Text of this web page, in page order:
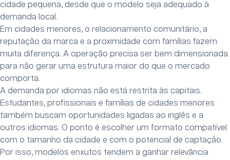
cidade pequena, desde que o modelo seja adequado à
demanda local.
Em cidades menores, o relacionamento comunitário, a
reputação da marca e a proximidade com famílias fazem
muita diferença. A operação precisa ser bem dimensionada
para não gerar uma estrutura maior do que o mercado
comporta.
A demanda por idiomas não está restrita às capitais.
Estudantes, profissionais e famílias de cidades menores
também buscam oportunidades ligadas ao inglês e a
outros idiomas. O ponto é escolher um formato compatível
com o tamanho da cidade e com o potencial de captação.
Por isso, modelos enxutos tendem a ganhar relevância